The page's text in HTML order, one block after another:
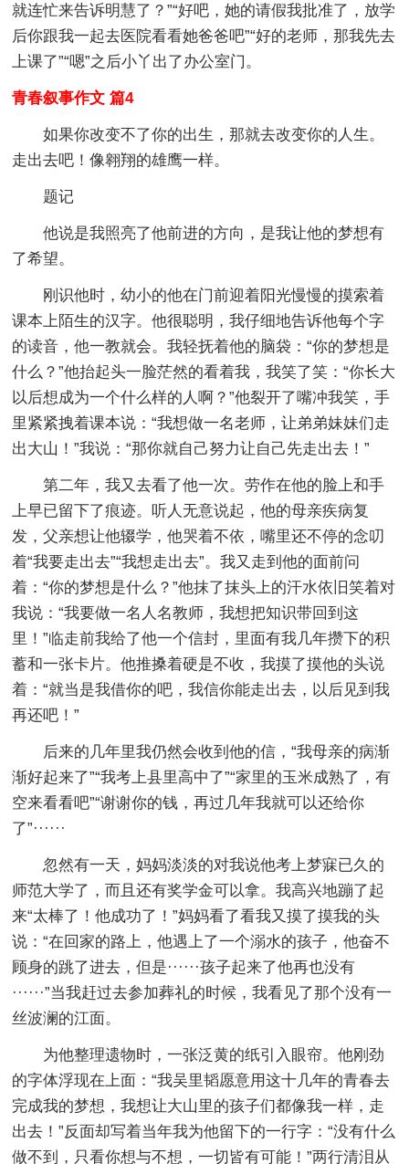
就连忙来告诉明慧了？”“好吧，她的请假我批准了，放学
后你跟我一起去医院看看她爸爸吧”“好的老师，那我先去
上课了”“嗯”之后小丫出了办公室门。
青春叙事作文 篇4
如果你改变不了你的出生，那就去改变你的人生。
走出去吧！像翱翔的雄鹰一样。
题记
他说是我照亮了他前进的方向，是我让他的梦想有
了希望。
刚识他时，幼小的他在门前迎着阳光慢慢的摸索着
课本上陌生的汉字。他很聪明，我仔细地告诉他每个字
的读音，他一教就会。我轻抚着他的脑袋：“你的梦想是
什么？”他抬起头一脸茫然的看着我，我笑了笑：“你长大
以后想成为一个什么样的人啊？”他裂开了嘴冲我笑，手
里紧紧拽着课本说：“我想做一名老师，让弟弟妹妹们走
出大山！”我说：“那你就自己努力让自己先走出去！”
第二年，我又去看了他一次。劳作在他的脸上和手
上早已留下了痕迹。听人无意说起，他的母亲疾病复
发，父亲想让他辍学，他哭着不依，嘴里还不停的念叨
着“我要走出去”“我想走出去”。我又走到他的面前问
着：“你的梦想是什么？”他抹了抹头上的汗水依旧笑着对
我说：“我要做一名人名教师，我想把知识带回到这
里！”临走前我给了他一个信封，里面有我几年攒下的积
蓄和一张卡片。他推搡着硬是不收，我摸了摸他的头说
着：“就当是我借你的吧，我信你能走出去，以后见到我
再还吧！”
后来的几年里我仍然会收到他的信，“我母亲的病渐
渐好起来了”“我考上县里高中了”“家里的玉米成熟了，有
空来看看吧”“谢谢你的钱，再过几年我就可以还给你
了”······
忽然有一天，妈妈淡淡的对我说他考上梦寐已久的
师范大学了，而且还有奖学金可以拿。我高兴地蹦了起
来“太棒了！他成功了！”妈妈看了看我又摸了摸我的头
说：“在回家的路上，他遇上了一个溺水的孩子，他奋不
顾身的跳了进去，但是······孩子起来了他再也没有
······”当我赶过去参加葬礼的时候，我看见了那个没有一
丝波澜的江面。
为他整理遗物时，一张泛黄的纸引入眼帘。他刚劲
的字体浮现在上面：“我吴里韬愿意用这十几年的青春去
完成我的梦想，我想让大山里的孩子们都像我一样，走
出去！”反面却写着当年我为他留下的一行字：“没有什么
做不到，只看你想与不想，一切皆有可能！”两行清泪从